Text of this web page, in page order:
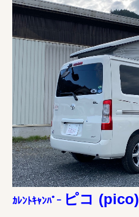
ｶﾚﾝﾄｷｬﾝﾊﾟｰ ピコ (pico)